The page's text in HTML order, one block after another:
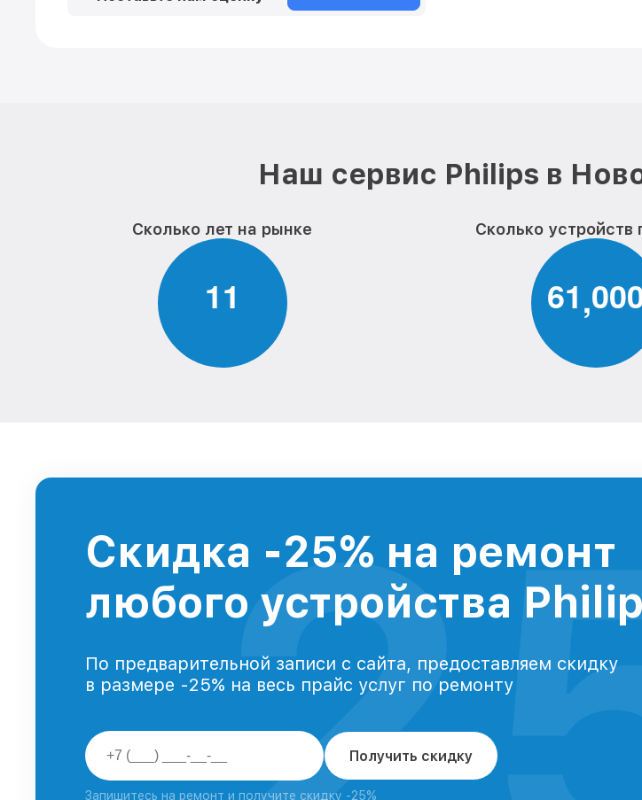
Наш сервис Philips в
Сколько лет на рынке
11
Сколько устройств
61,00
Скидка -25% на ремонт
любого устройства
По предварительной записи с сайта, предоставляем скидку
в размере -25% на весь прайс услуг по ремонту
Получить скидку
Запишитесь на ремонт и получите скидку -25%